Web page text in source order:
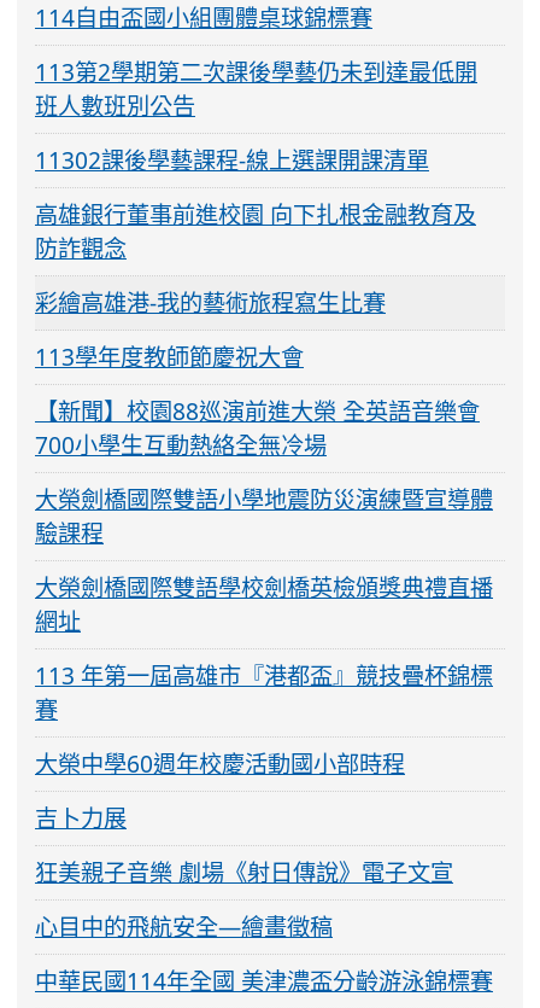
114自由盃國小組團體桌球錦標賽
113第2學期第二次課後學藝仍未到達最低開
班人數班別公告
11302課後學藝課程-線上選課開課清單
高雄銀行董事前進校園 向下扎根金融教育及
防詐觀念
彩繪高雄港-我的藝術旅程寫生比賽
113學年度教師節慶祝大會
【新聞】校園88巡演前進大榮 全英語音樂會
700小學生互動熱絡全無冷場
大榮劍橋國際雙語小學地震防災演練暨宣導體
驗課程
大榮劍橋國際雙語學校劍橋英檢頒獎典禮直播
網址
113 年第一屆高雄市『港都盃』競技疊杯錦標
賽
大榮中學60週年校慶活動國小部時程
吉卜力展
狂美親子音樂 劇場《射日傳說》電子文宣
心目中的飛航安全—繪畫徵稿
中華民國114年全國 美津濃盃分齡游泳錦標賽